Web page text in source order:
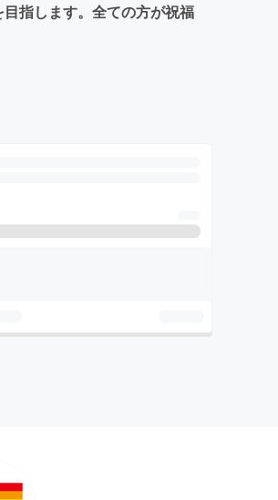
指します。全ての方が祝福